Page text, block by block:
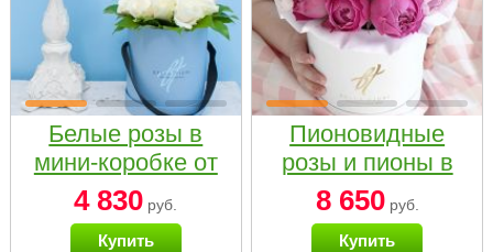
Белые розы в
мини-коробке от
Bella Fiori
4 830 руб.
Купить
Пионовидные
розы и пионы в
белой коробке
Small
8 650руб.
Купить